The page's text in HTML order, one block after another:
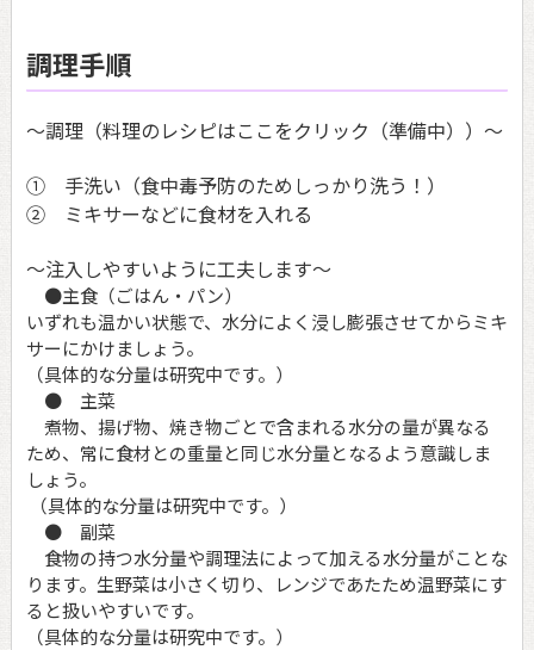
調理手順
～調理（料理のレシピはここをクリック（準備中））～
① 手洗い（食中毒予防のためしっかり洗う！）
② ミキサーなどに食材を入れる
～注入しやすいように工夫します～
●主食（ごはん・パン）
いずれも温かい状態で、水分によく浸し膨張させてからミキ
サーにかけましょう。
（具体的な分量は研究中です。）
● 主菜
煮物、揚げ物、焼き物ごとで含まれる水分の量が異なる
ため、常に食材との重量と同じ水分量となるよう意識しま
しょう。
（具体的な分量は研究中です。）
● 副菜
食物の持つ水分量や調理法によって加える水分量がことな
ります。生野菜は小さく切り、レンジであたため温野菜にす
ると扱いやすいです。
（具体的な分量は研究中です。）